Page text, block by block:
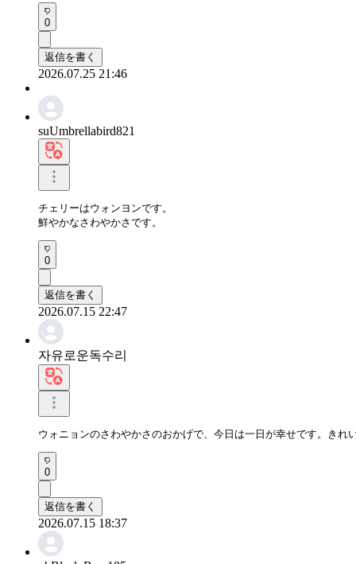
0
返信を書く
2026.07.25 21:46
suUmbrellabird821
チェリーはウォンヨンです。
鮮やかなさわやかさです。
0
返信を書く
2026.07.15 22:47
자유로운독수리
ウォニョンのさわやかさのおかげで、今日は一日が幸せです。きれ
0
返信を書く
2026.07.15 18:37